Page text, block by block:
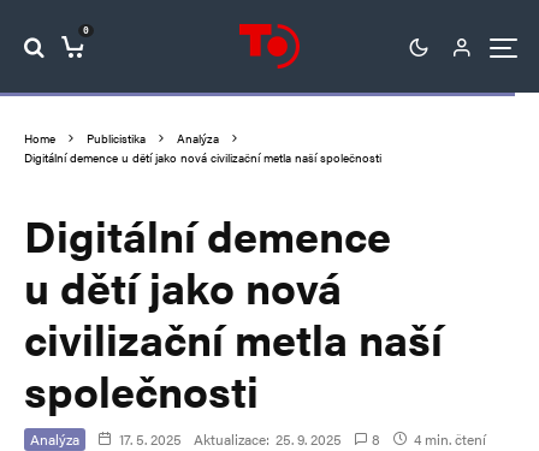
0
Home Publicistika
Analýza
Digitální demence u dětí jako nová civilizační metla naší společnosti
Digitální demence
u dětí jako nová
civilizační metla naší
společnosti
Analýza 17. 5. 2025 Aktualizace: 25. 9. 2025 8 4 min. čtení